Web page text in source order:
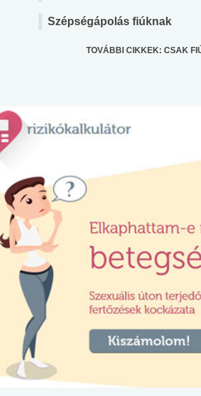
Szépségápolás fiúknak
TOVÁBBI CIKKEK: CSAK